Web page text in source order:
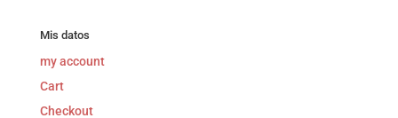
Mis datos
my account
Cart
Checkout